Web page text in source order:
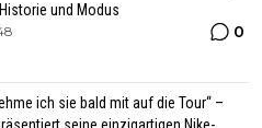
und Modus
0
ich sie bald mit auf die Tour“ –